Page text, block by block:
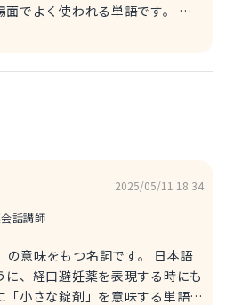
でよく使われる単語です。 今
とのことですので、形容詞の
それは冤罪だよ（冤罪に違
表現です。 イメージとしては
対して「冤罪だ」という時に用
る名詞ですので、こちらを合わせ
「冤罪」を表現することができ
しいで
話講師
2025/05/11 18:34
、経口避妊薬を表現する時にも
小さな錠剤」を意味する単語と